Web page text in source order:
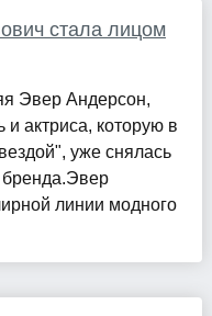
стала лицом
Эвер Андерсон,
актриса, которую в
уже снялась
линии модного